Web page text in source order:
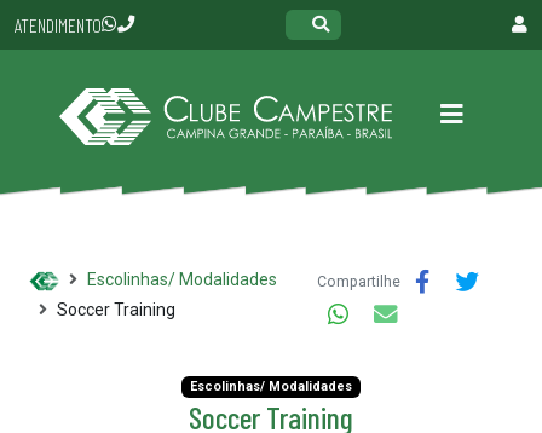
ATENDIMENTO
Escolinhas/ Modalidades
Soccer Training
Compartilhe
Escolinhas/ Modalidades
Soccer Training